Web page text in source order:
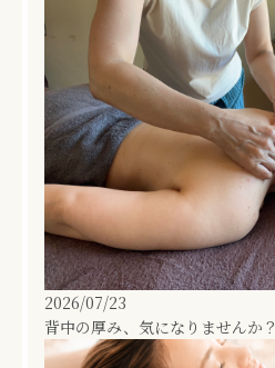
2026/07/23
背中の厚み、気になりませんか？